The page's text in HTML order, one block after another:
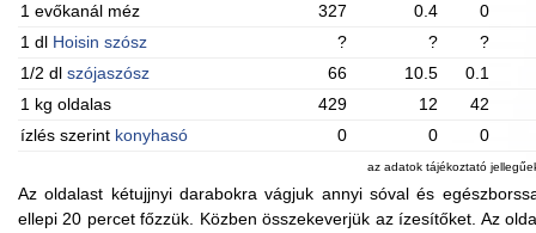
1 evőkanál méz
327 0.4
0
1 dl Hoisin szósz ? ?
?
1/2 dl szójaszósz 66 10.5
0.1
1 kg oldalas
429 12
42
ízlés szerint konyhasó 0 0 0
az adatok tájékoztató
Az oldalast kétujjnyi darabokra vágjuk annyi sóval és
ellepi 20 percet főzzük. Közben összekeverjük az ízesítőket. Az